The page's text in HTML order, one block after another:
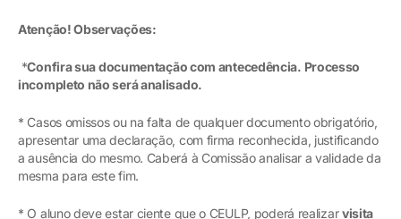
Atenção! Observações:
*Confira sua documentação com antecedência. Processo
incompleto não será analisado.
* Casos omissos ou na falta de qualquer documento obrigatório,
apresentar uma declaração, com firma reconhecida, justificando
a ausência do mesmo. Caberá à Comissão analisar a validade da
mesma para este fim.
* O aluno deve estar ciente que o CEULP, poderá realizarvisita